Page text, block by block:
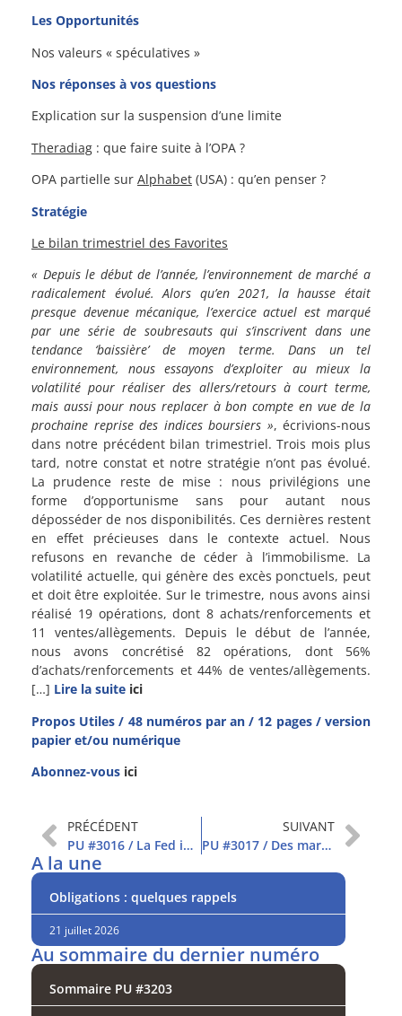
Les Opportunités
Nos valeurs « spéculatives »
Nos réponses à vos questions
Explication sur la suspension d’une limite
Theradiag : que faire suite à l’OPA ?
OPA partielle sur Alphabet (USA) : qu’en penser ?
Stratégie
Le bilan trimestriel des Favorites
« Depuis le début de l’année, l’environnement de marché a
radicalement évolué. Alors qu’en 2021, la hausse était
presque devenue mécanique, l’exercice actuel est marqué
par une série de soubresauts qui s’inscrivent dans une
tendance ‘baissière’ de moyen terme. Dans un tel
environnement, nous essayons d’exploiter au mieux la
volatilité pour réaliser des allers/retours à court terme,
mais aussi pour nous replacer à bon compte en vue de la
prochaine reprise des indices boursiers », écrivions-nous
dans notre précédent bilan trimestriel. Trois mois plus
tard, notre constat et notre stratégie n’ont pas évolué.
La prudence reste de mise : nous privilégions une
forme d’opportunisme sans pour autant nous
déposséder de nos disponibilités. Ces dernières restent
en effet précieuses dans le contexte actuel. Nous
refusons en revanche de céder à l’immobilisme. La
volatilité actuelle, qui génère des excès ponctuels, peut
et doit être exploitée. Sur le trimestre, nous avons ainsi
réalisé 19 opérations, dont 8 achats/renforcements et
11 ventes/allègements. Depuis le début de l’année,
nous avons concrétisé 82 opérations, dont 56%
d’achats/renforcements et 44% de ventes/allègements.
[…] Lire la suite ici
Propos Utiles / 48 numéros par an / 12 pages / version
papier et/ou numérique
Abonnez-vous ici
PRÉCÉDENT
PU #3016 / La Fed inflexible, les marchés corrigent
SUIVANT
PU #3017 / Des marchés toujours très volatils
A la une
Obligations : quelques rappels
21 juillet 2026
Au sommaire du dernier numéro
Sommaire PU #3203